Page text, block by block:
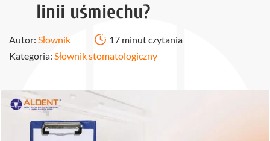
linii uśmiechu?
Autor: Słownik
17 minut czytania
Kategoria: Słownik stomatologiczny